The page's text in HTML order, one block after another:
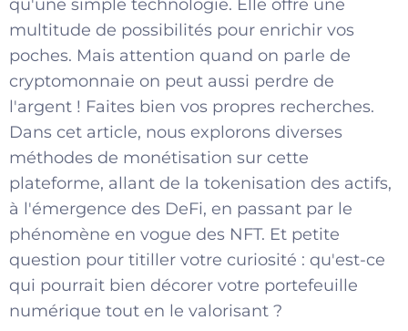
qu'une simple technologie. Elle offre une
multitude de possibilités pour enrichir vos
poches. Mais attention quand on parle de
cryptomonnaie on peut aussi perdre de
l'argent ! Faites bien vos propres recherches.
Dans cet article, nous explorons diverses
méthodes de monétisation sur cette
plateforme, allant de la tokenisation des actifs,
à l'émergence des DeFi, en passant par le
phénomène en vogue des NFT. Et petite
question pour titiller votre curiosité : qu'est-ce
qui pourrait bien décorer votre portefeuille
numérique tout en le valorisant ?